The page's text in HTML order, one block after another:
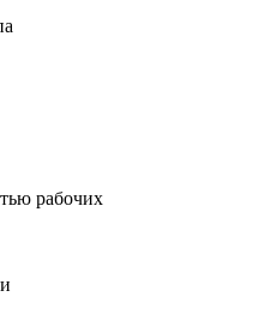
рабочих